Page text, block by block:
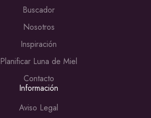
Buscador
Nosotros
Inspiración
Planificar Luna de Miel
Contacto
Información
Aviso Legal